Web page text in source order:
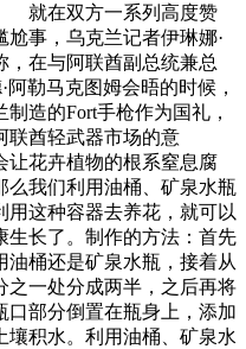
在双方一系列高度赞
事，乌克兰记者伊琳娜·
，在与阿联酋副总统兼总
阿勒马克图姆会晤的时候，
造的Fort手枪作为国礼，
联酋轻武器市场的意
卉植物的根系窒息腐
么我们利用油桶、矿泉水瓶
这种容器去养花，就可以
生长了。制作的方法：首先
油桶还是矿泉水瓶，接着从
之一处分成两半，之后再将
口部分倒置在瓶身上，添加
壤积水。利用油桶、矿泉水